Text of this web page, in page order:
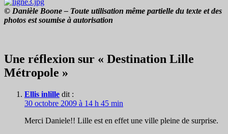
© Danièle Boone – Toute utilisation même partielle du texte et des
photos est soumise à autorisation
Une réflexion sur « Destination Lille
Métropole »
Ellis inlille dit :
30 octobre 2009 à 14 h 45 min
Merci Daniele!! Lille est en effet une ville pleine de surprise.